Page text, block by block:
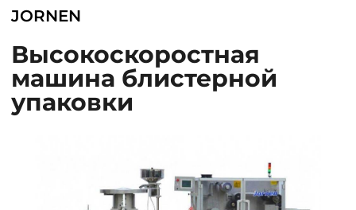
JORNEN
Высокоскоростная
машина блистерной
упаковки